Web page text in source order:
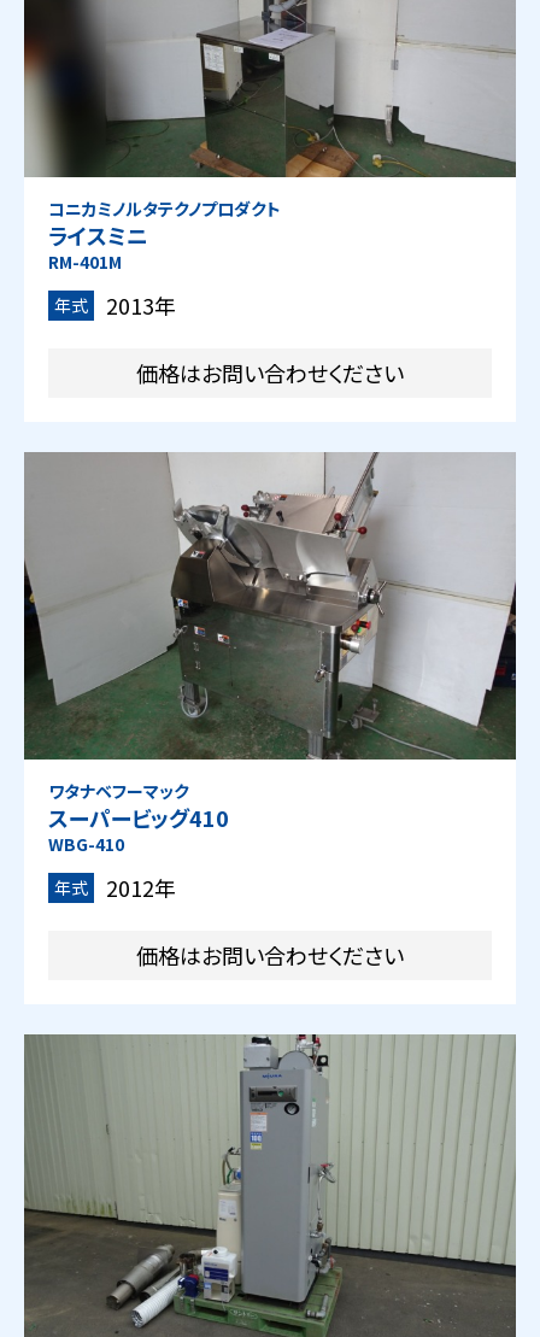
コニカミノルタテクノプロダクト
ライスミニ
RM-401M
年式
2013年
価格はお問い合わせください
ワタナベフーマック
スーパービッグ410
WBG-410
年式
2012年
価格はお問い合わせください